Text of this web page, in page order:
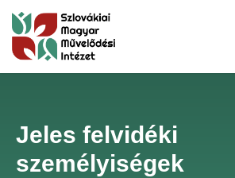
Jeles felvidéki
személyiségek